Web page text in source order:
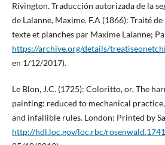
Rivington. Traducción autorizada de la
de Lalanne, Maxime. F.A (1866): Traité
texte et planches par Maxime Lalanne;
https://archive.org/details/
en 1/12/2017).
Le Blon, J.C. (1725): Coloritto, or, The
painting: reduced to mechanical
and infallible rules. London: Printed by
http://hdl.loc.gov/loc.rbc/